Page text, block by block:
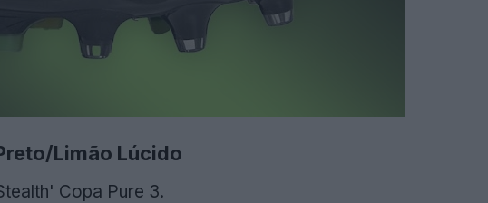
Limão Lúcido
Copa Pure 3.